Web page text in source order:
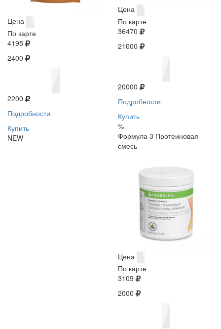
Цена
По карте
4195
2400
2200
Подробности
Купить
NEW
Цена
По карте
36470
21000
20000
Подробности
Купить
%
Формула 3 Протеиновая
смесь
Цена
По карте
3109
2000